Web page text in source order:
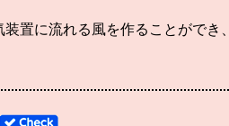
置に流れる風を作ることができ、